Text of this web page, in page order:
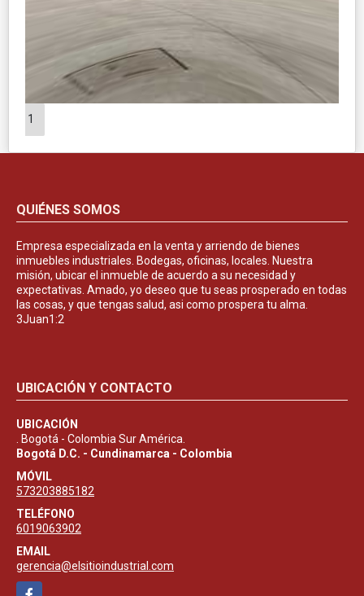
1
QUIÉNES SOMOS
Empresa especializada en la venta y arriendo de bienes
inmuebles industriales. Bodegas, oficinas, locales. Nuestra
misión, ubicar el inmueble de acuerdo a su necesidad y
expectativas. Amado, yo deseo que tu seas prosperado en todas
las cosas, y que tengas salud, asi como prospera tu alma.
3Juan1:2
UBICACIÓN Y CONTACTO
UBICACIÓN
. Bogotá - Colombia Sur América.
Bogotá D.C. - Cundinamarca - Colombia
MÓVIL
573203885182
TELÉFONO
6019063902
EMAIL
gerencia@elsitioindustrial.com
Facebook